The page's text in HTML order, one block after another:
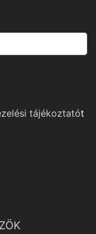
tájékoztatót